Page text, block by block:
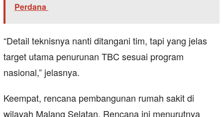
Perdana
“Detail teknisnya nanti ditangani tim, tapi yang jelas
target utama penurunan TBC sesuai program
nasional,” jelasnya.
Keempat, rencana pembangunan rumah sakit di
wilayah Malang Selatan. Rencana ini menurutnya